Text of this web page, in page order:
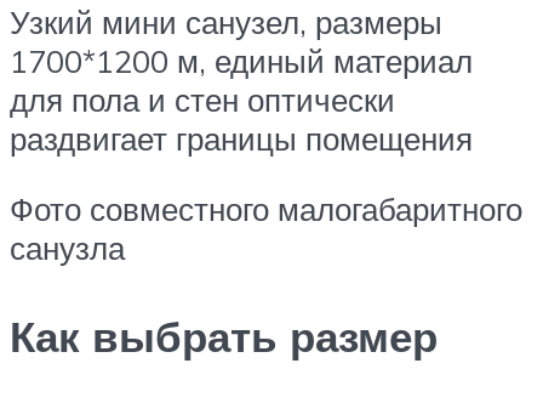
Узкий мини санузел, размеры
1700*1200 м, единый материал
для пола и стен оптически
раздвигает границы помещения
Фото совместного малогабаритного
санузла
Как выбрать размер